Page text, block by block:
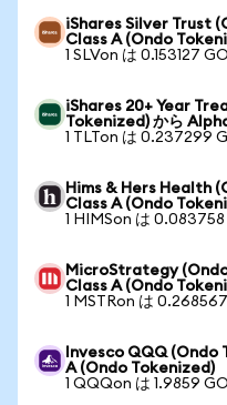
iShares Silver Trust
Class A (Ondo
1 SLVon は 0.153127
iShares 20+ Year
Tokenized) から
1 TLTon は 0.237299
Hims & Hers Health
Class A (Ondo
1 HIMSon は
MicroStrategy
Class A (Ondo
1 MSTRon は
Invesco QQQ
A (Ondo Tokenized)
1 QQQon は 1.9859